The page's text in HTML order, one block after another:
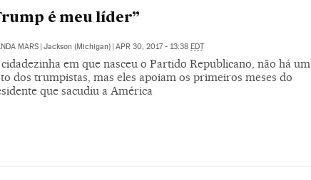
é meu líder”
MARS Jackson (Michigan) APR 30, 2017 - 13:38 EDT
em que nasceu o Partido Republicano, não há um
dos trumpistas, mas eles apoiam os primeiros meses do
que sacudiu a América